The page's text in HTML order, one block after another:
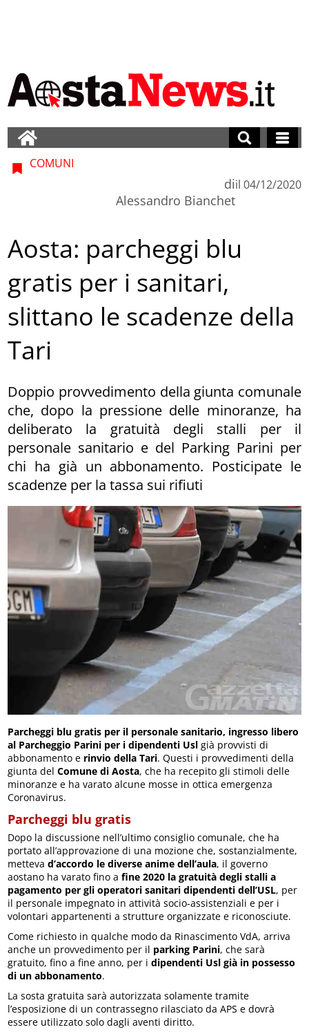
COMUNI
di
Alessandro Bianchet
il 04/12/2020
Aosta: parcheggi blu
gratis per i sanitari,
slittano le scadenze della
Tari
Doppio provvedimento della giunta comunale
che, dopo la pressione delle minoranze, ha
deliberato la gratuità degli stalli per il
personale sanitario e del Parking Parini per
chi ha già un abbonamento. Posticipate le
scadenze per la tassa sui rifiuti
Parcheggi blu gratis per il personale sanitario, ingresso libero
al Parcheggio Parini per i dipendenti Uslgià provvisti di
abbonamento e rinvio della Tari. Questi i provvedimenti della
giunta delComune di Aosta, che ha recepito gli stimoli delle
minoranze e ha varato alcune mosse in ottica emergenza
Coronavirus.
Parcheggi blu gratis
Dopo la discussione nell’ultimo consiglio comunale, che ha
portato all’approvazione di una mozione che, sostanzialmente,
mettevad’accordo le diverse anime dell’aula, il governo
aostano ha varato fino afine 2020 la gratuità degli stalli a
pagamento per gli operatori sanitari dipendenti dell’USL, per
il personale impegnato in attività socio-assistenziali e per i
volontari appartenenti a strutture organizzate e riconosciute.
Come richiesto in qualche modo da Rinascimento VdA, arriva
anche un provvedimento per il parking Parini, che sarà
gratuito, fino a fine anno, per idipendenti Usl già in possesso
di un abbonamento.
La sosta gratuita sarà autorizzata solamente tramite
l’esposizione di un contrassegno rilasciato da APS e dovrà
essere utilizzato solo dagli aventi diritto.